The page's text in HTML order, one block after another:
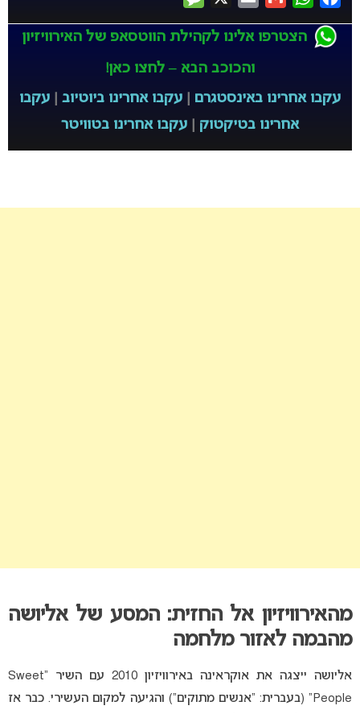
הצטרפו אלינו לקהילת הווטסאפ של האירוויזיון
והכוכב הבא – לחצו כאן!
עקבו אחרינו באינסטגרם
עקבו אחרינו ביוטיוב
עקבו
אחרינו בטיקטוק
עקבו אחרינו בטוויטר
מהאירוויזיון אל החזית: המסע של אליושה
מהבמה לאזור מלחמה
אליושה ייצגה את אוקראינה באירוויזיון 2010 עם השיר “Sweet
People” (בעברית: “אנשים מתוקים”) והגיעה למקום העשירי. כבר אז